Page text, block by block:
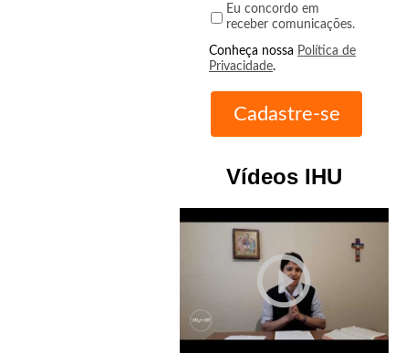
Eu concordo em
receber comunicações.
Conheça nossa Política de
Privacidade.
Vídeos IHU
play_circle_outline